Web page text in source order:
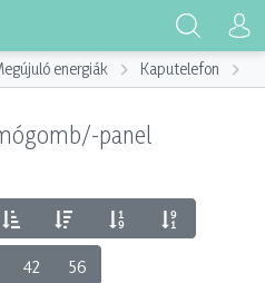
energiák Kaputelefon
panel
42 56